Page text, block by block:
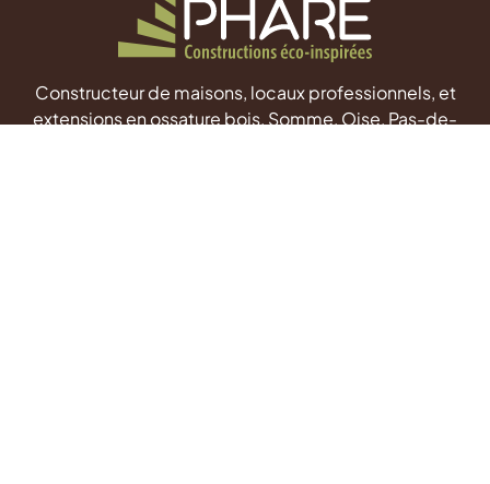
Constructeur de maisons, locaux professionnels, et
extensions en ossature bois, Somme, Oise, Pas-de-